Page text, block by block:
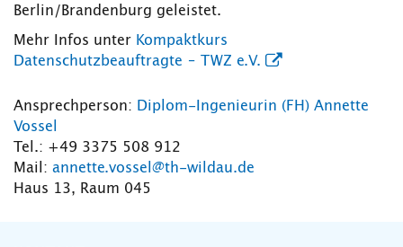
Berlin/Brandenburg geleistet.
Mehr Infos unter Kompaktkurs
Datenschutzbeauftragte – TWZ e.V.
Ansprechperson: Diplom-Ingenieurin (FH) Annette
Vossel
Tel.: +49 3375 508 912
Mail: annette.vossel@th-wildau.de
Haus 13, Raum 045